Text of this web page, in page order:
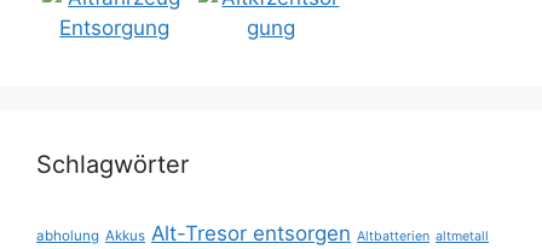
Schlagwörter
abholung Akkus Alt-Tresor entsorgen Altbatterien altmetall